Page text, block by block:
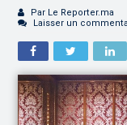
Par Le Reporter.ma
Laisser un